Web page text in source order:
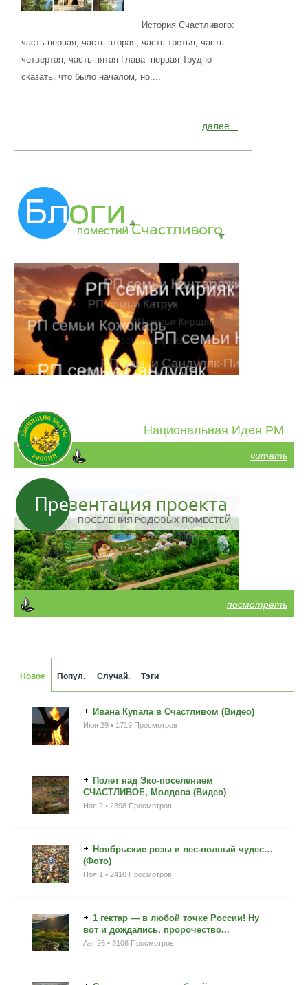
далее...
История Счастливого:
часть первая, часть вторая, часть третья, часть
четвертая, часть пятая Глава первая Трудно
сказать, что было началом, но,...
Национальная Идея РМ
читать
посмотреть
Новое Попул. Случай. Тэги
Ивана Купала в Счастливом (Видео)
Июн 29 • 1719 Просмотров
Полет над Эко-поселением
СЧАСТЛИВОЕ, Молдова (Видео)
Ноя 2 • 2398 Просмотров
Ноябрьские розы и лес-полный чудес…
(Фото)
Ноя 1 • 2410 Просмотров
1 гектар — в любой точке России! Ну
вот и дождались, пророчество...
Авг 26 • 3106 Просмотров